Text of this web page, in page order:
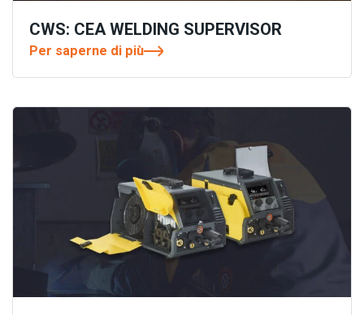
CWS: CEA WELDING SUPERVISOR
Per saperne di più